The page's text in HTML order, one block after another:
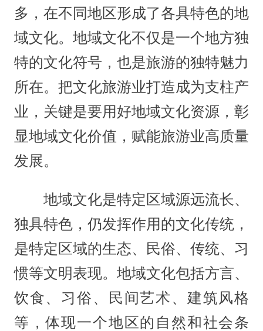
多，在不同地区形成了各具特色的地
域文化。地域文化不仅是一个地方独
特的文化符号，也是旅游的独特魅力
所在。把文化旅游业打造成为支柱产
业，关键是要用好地域文化资源，彰
显地域文化价值，赋能旅游业高质量
发展。
地域文化是特定区域源远流长、
独具特色，仍发挥作用的文化传统，
是特定区域的生态、民俗、传统、习
惯等文明表现。地域文化包括方言、
饮食、习俗、民间艺术、建筑风格
等，体现一个地区的自然和社会条